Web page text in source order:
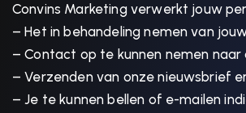
Convins Marketing verwerkt jouw
– Het in behandeling nemen van
– Contact op te kunnen nemen
– Verzenden van onze nieuwsbrief
– Je te kunnen bellen of e-mailen